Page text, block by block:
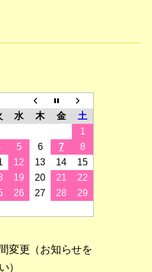
水 木 金
土
1
5 6 7
8
12 13 14
15
19 20 21
22
26 27 28
29
変更（お知らせを
）